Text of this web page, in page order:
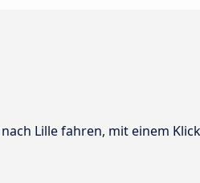
Lille fahren, mit einem